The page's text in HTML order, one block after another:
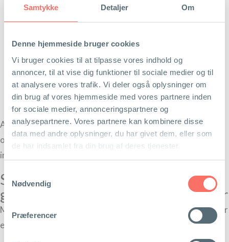
Samtykke Detaljer Om
Denne hjemmeside bruger cookies
Vi bruger cookies til at tilpasse vores indhold og
annoncer, til at vise dig funktioner til sociale medier og til
at analysere vores trafik. Vi deler også oplysninger om
din brug af vores hjemmeside med vores partnere inden
for sociale medier, annonceringspartnere og
analysepartnere. Vores partnere kan kombinere disse
data med andre oplysninger, du har givet dem, eller som
de har indsamlet fra din brug af deres tjenester.
Samtykkevalg
Nødvendig
Præferencer
5Hvilken type indhold ligger på de bedste
6Hvilke ord og fraser er det realistisk, at du opnår
synlighed på? (I nogle brancher er konkurrencen om
de mest populære søgeord meget stor. Her skal der
ofte findes alternative veje til synlighed).
Alle disse informationer samler jeg til en overskuelig liste
over de ord og termer, som er relevante at arbejde med
indenfor et bestemt emne eller forretningsområde.
Søgeordsanalysen kan indeholde en
guldgrube af forretningsmuligheder
Meget ofte, når jeg laver en søgeordsanalyse, så dukker der
en guldgrube af informationer op til overfladen.